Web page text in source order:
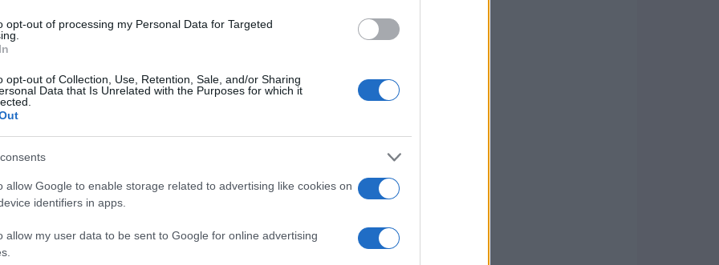
opt-out of processing my Personal Data for Targeted
opt-out of Collection, Use, Retention, Sale, and/or Sharing
Data that Is Unrelated with the Purposes for which it
allow Google to enable storage related to advertising like cookies on
identifiers in apps.
allow my user data to be sent to Google for online advertising
per operare nel rispetto delle norme di
È importante sapere che, in caso di
possono intervenire con controlli, e se
l’attività.
semplice e può essere effettuato online
. Per iniziare, è necessario selezionare il
tramite SPID, CIE o CNS. Dopo
web in cui si dichiarano i requisiti tecnici